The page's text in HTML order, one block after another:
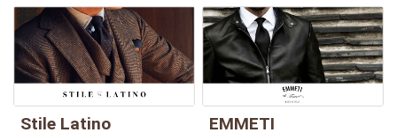
Stile Latino EMMETI